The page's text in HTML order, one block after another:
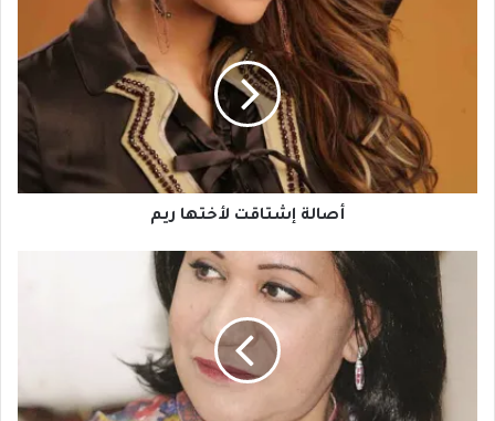
أصالة إشتاقت لأختها ريم
العبدالله
"ساق
البامبو"